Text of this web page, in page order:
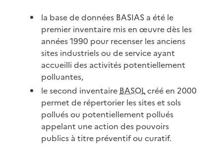
la base de données BASIAS a été le
premier inventaire mis en œuvre dès les
années 1990 pour recenser les anciens
sites industriels ou de service ayant
accueilli des activités potentiellement
polluantes,
le second inventaire BASOLcréé en 2000
permet de répertorier les sites et sols
pollués ou potentiellement pollués
appelant une action des pouvoirs
publics à titre préventif ou curatif.